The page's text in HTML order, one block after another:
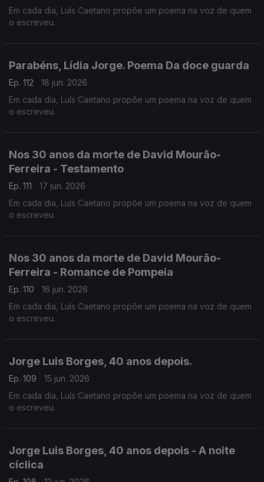
Em cada dia, Luís Caetano propõe um poema na voz de quem
o escreveu.
Parabéns, Lídia Jorge. Poema Da doce guarda
Ep. 112
18 jun. 2026
Em cada dia, Luís Caetano propõe um poema na voz de quem
o escreveu.
Nos 30 anos da morte de David Mourão-
Ferreira - Testamento
Ep. 111
17 jun. 2026
Em cada dia, Luís Caetano propõe um poema na voz de quem
o escreveu.
Nos 30 anos da morte de David Mourão-
Ferreira - Romance de Pompeia
Ep. 110
16 jun. 2026
Em cada dia, Luís Caetano propõe um poema na voz de quem
o escreveu.
Jorge Luis Borges, 40 anos depois.
Ep. 109
15 jun. 2026
Em cada dia, Luís Caetano propõe um poema na voz de quem
o escreveu.
Jorge Luis Borges, 40 anos depois - A noite
cíclica